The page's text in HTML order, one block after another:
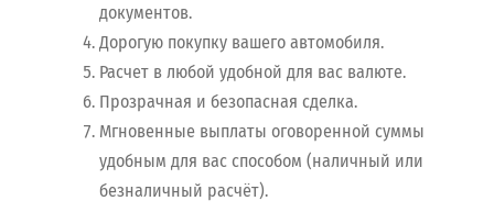
документов.
Дорогую покупку вашего автомобиля.
Расчет в любой удобной для вас валюте.
Прозрачная и безопасная сделка.
Мгновенные выплаты оговоренной суммы
удобным для вас способом (наличный или
безналичный расчёт).